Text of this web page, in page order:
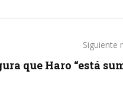
Siguiente
que Haro “está